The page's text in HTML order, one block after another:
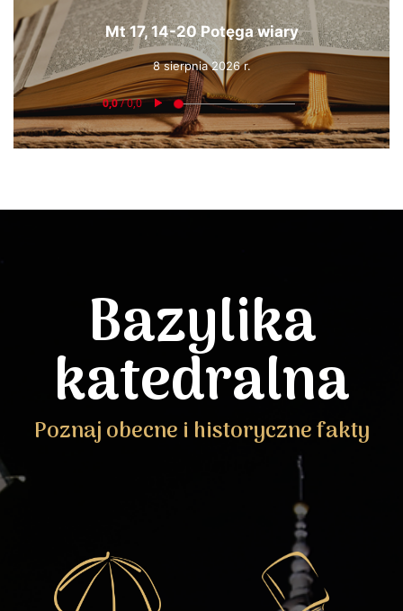
Mt 17, 14-20 Potęga wiary
8 sierpnia 2026 r.
Bazylika
katedralna
Poznaj obecne i historyczne fakty